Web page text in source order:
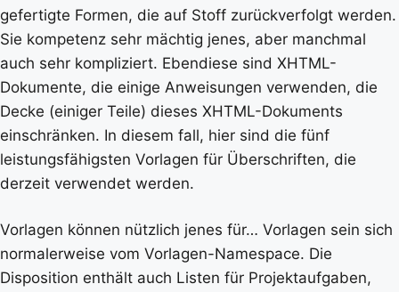
gefertigte Formen, die auf Stoff zurückverfolgt werden.
Sie kompetenz sehr mächtig jenes, aber manchmal
auch sehr kompliziert. Ebendiese sind XHTML-
Dokumente, die einige Anweisungen verwenden, die
Decke (einiger Teile) dieses XHTML-Dokuments
einschränken. In diesem fall, hier sind die fünf
leistungsfähigsten Vorlagen für Überschriften, die
derzeit verwendet werden.
Vorlagen können nützlich jenes für… Vorlagen sein sich
normalerweise vom Vorlagen-Namespace. Die
Disposition enthält auch Listen für Projektaufgaben,